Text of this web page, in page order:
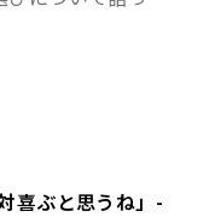
喜ぶと思うね」-